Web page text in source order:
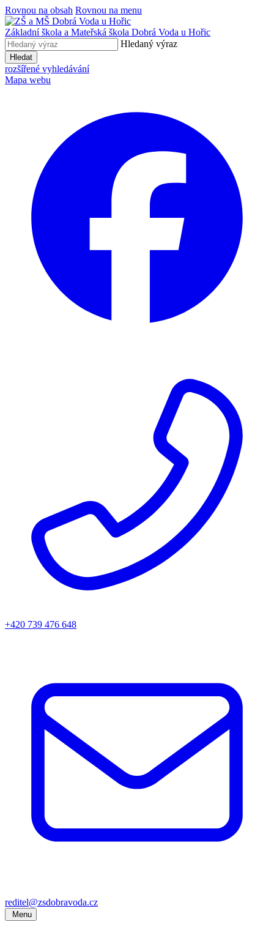
Rovnou na obsah Rovnou na menu
Základní škola a Mateřská škola Dobrá Voda u Hořic
Hledaný výraz
Hledat
rozšířené vyhledávání
Mapa webu
+420 739 476 648
reditel@zsdobravoda.cz
Menu